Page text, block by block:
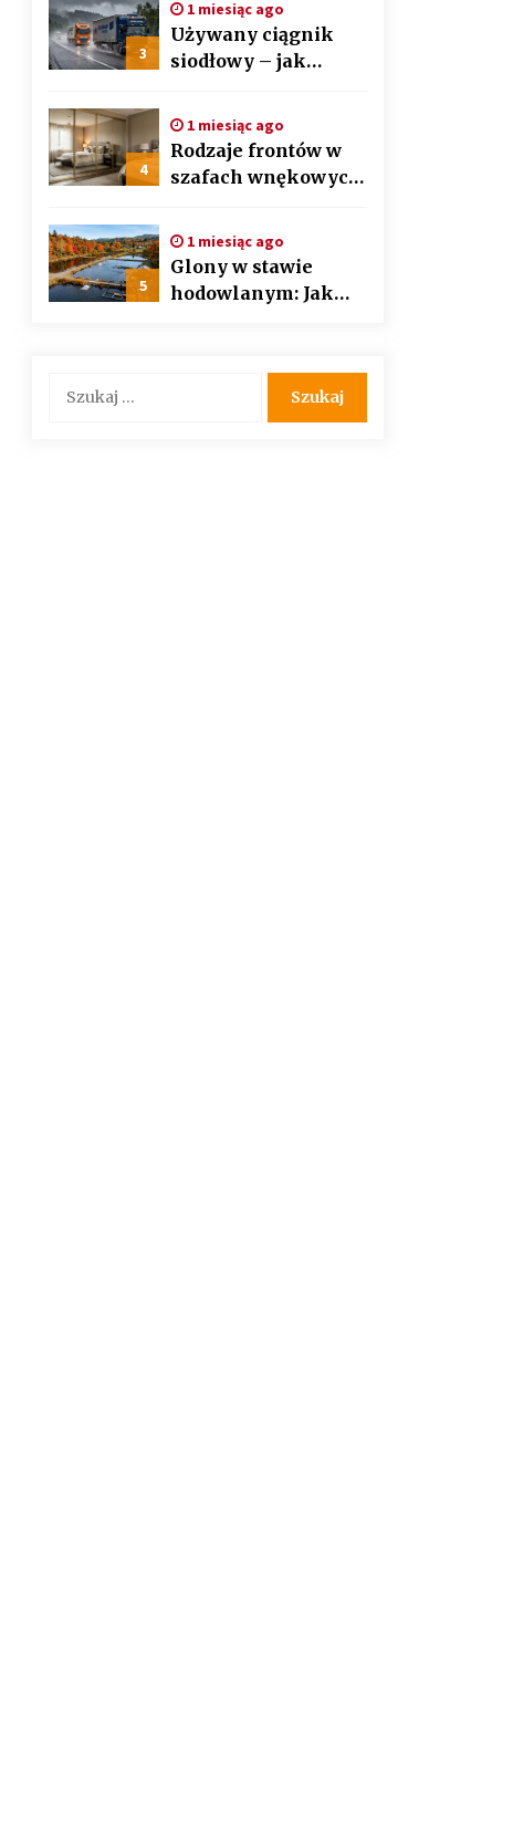
auto detailingu
3
1 miesiąc ago
Używany ciągnik
siodłowy – jak
przepłacić?
Przewodnik krok po
kroku
4
1 miesiąc ago
Rodzaje frontów w
szafach wnękowych
płyta laminowana?
5
1 miesiąc ago
Glony w stawie
hodowlanym: Jak
przywrócić
równowagę